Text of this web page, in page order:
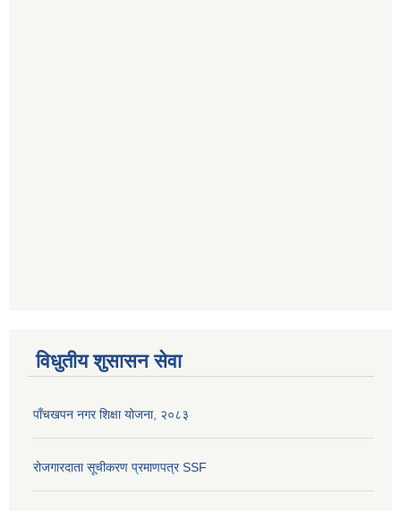
विधुतीय शुसासन सेवा
पाँचखपन नगर शिक्षा योजना, २०८३
रोजगारदाता सूचीकरण प्रमाणपत्र SSF